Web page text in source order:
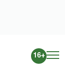
16+